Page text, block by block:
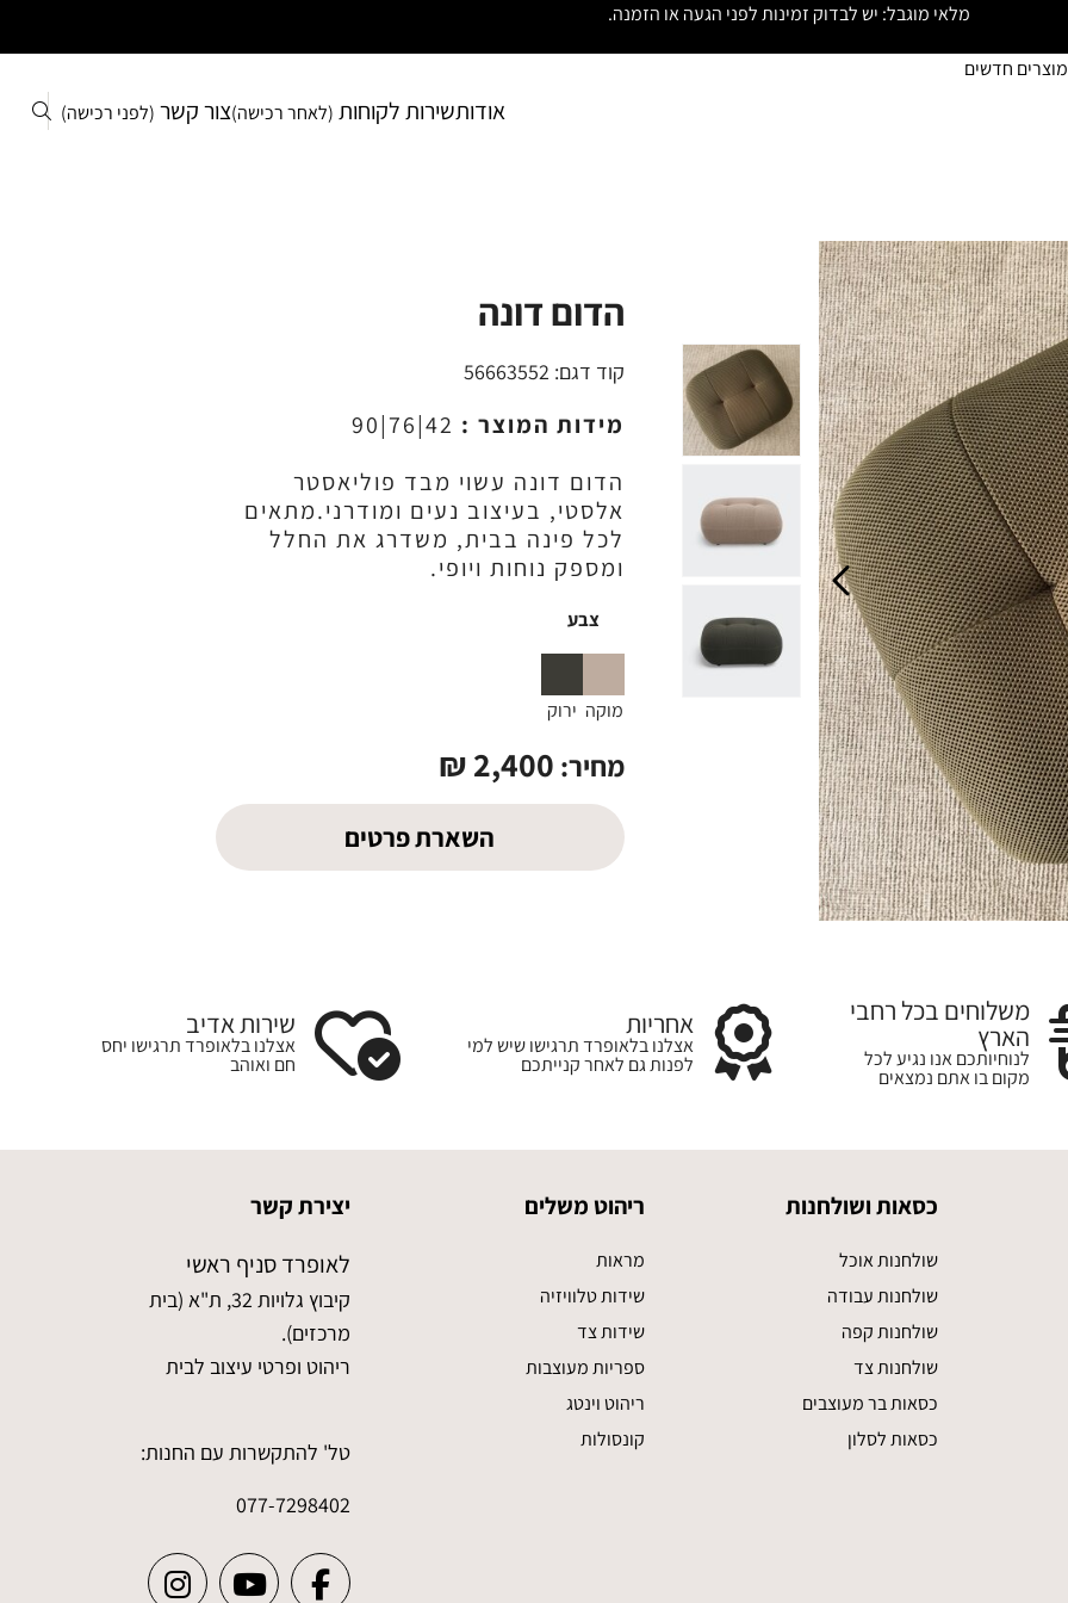
מלאי מוגבל: יש לבדוק זמינות לפני הגעה או הזמנה.
מוצרים חדשים
אודותשירות לקוחות (לאחר רכישה)צור קשר (לפני רכישה)
הדום דונה
קוד דגם: 56663552
מידות המוצר : 42|76|90
הדום דונה עשוי מבד פוליאסטר
אלסטי, בעיצוב נעים ומודרני.מתאים
לכל פינה בבית, משדרג את החלל
ומספק נוחות ויופי.
צבע
מוקה ירוק
מחיר: 2,400
₪
השארת פרטים
משלוחים בכל רחבי
הארץ
לנוחיותכם אנו נגיע לכל
מקום בו אתם נמצאים
אחריות
אצלנו בלאופרד תרגישו שיש למי
לפנות גם לאחר קנייתכם
שירות אדיב
אצלנו בלאופרד תרגישו יחס
חם ואוהב
כסאות ושולחנות
שולחנות אוכל
שולחנות עבודה
שולחנות קפה
שולחנות צד
כסאות בר מעוצבים
כסאות לסלון
ריהוט משלים
מראות
שידות טלוויזיה
שידות צד
ספריות מעוצבות
ריהוט וינטג
קונסולות
יצירת קשר
לאופרד סניף ראשי
קיבוץ גלויות 32, ת"א (בית
מרכזים).
ריהוט ופרטי עיצוב לבית
טל' להתקשרות עם החנות:
077-7298402